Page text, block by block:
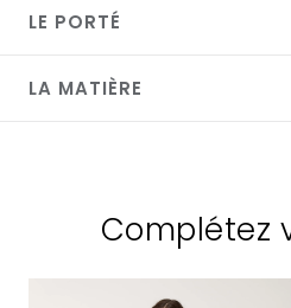
LE PORTÉ
LA MATIÈRE
Complétez